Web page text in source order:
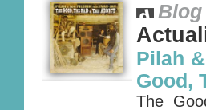
Blog
Pilah
Good,
The